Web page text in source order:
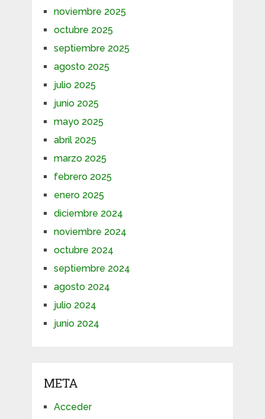
noviembre 2025
octubre 2025
septiembre 2025
agosto 2025
julio 2025
junio 2025
mayo 2025
abril 2025
marzo 2025
febrero 2025
enero 2025
diciembre 2024
noviembre 2024
octubre 2024
septiembre 2024
agosto 2024
julio 2024
junio 2024
META
Acceder